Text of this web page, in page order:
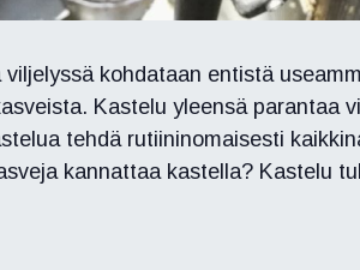
kohdataan entistä
Kastelu yleensä parantaa
tehdä rutiininomaisesti
kannattaa kastella? Kastelu